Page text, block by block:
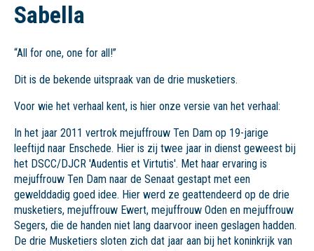
Sabella
“All for one, one for all!”
Dit is de bekende uitspraak van de drie musketiers.
Voor wie het verhaal kent, is hier onze versie van het verhaal:
In het jaar 2011 vertrok mejuffrouw Ten Dam op 19-jarige
leeftijd naar Enschede. Hier is zij twee jaar in dienst geweest bij
het DSCC/DJCR 'Audentis et Virtutis'. Met haar ervaring is
mejuffrouw Ten Dam naar de Senaat gestapt met een
gewelddadig goed idee. Hier werd ze geattendeerd op de drie
musketiers, mejuffrouw Ewert, mejuffrouw Oden en mejuffrouw
Segers, die de handen niet lang daarvoor ineen geslagen hadden.
De drie Musketiers sloten zich dat jaar aan bij het koninkrijk van